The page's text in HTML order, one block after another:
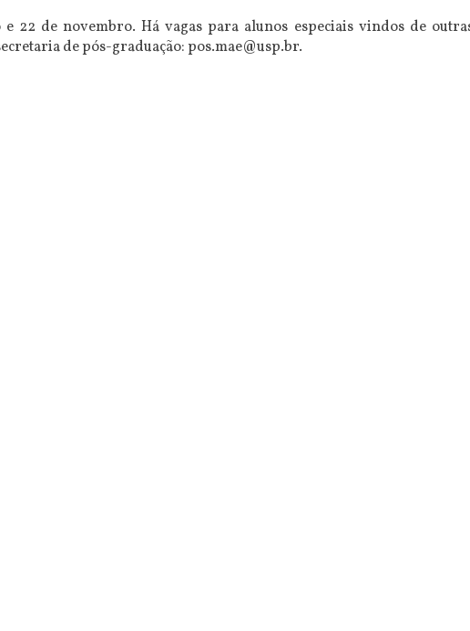
e 22 de novembro. Há vagas para alunos especiais vindos de
de pós-graduação: pos.mae@usp.br.